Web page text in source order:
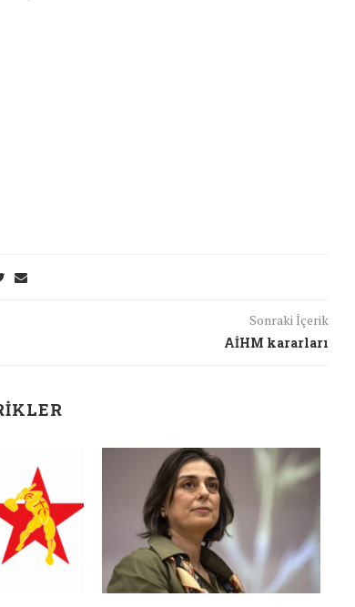
Sonraki İçerik
AİHM kararları